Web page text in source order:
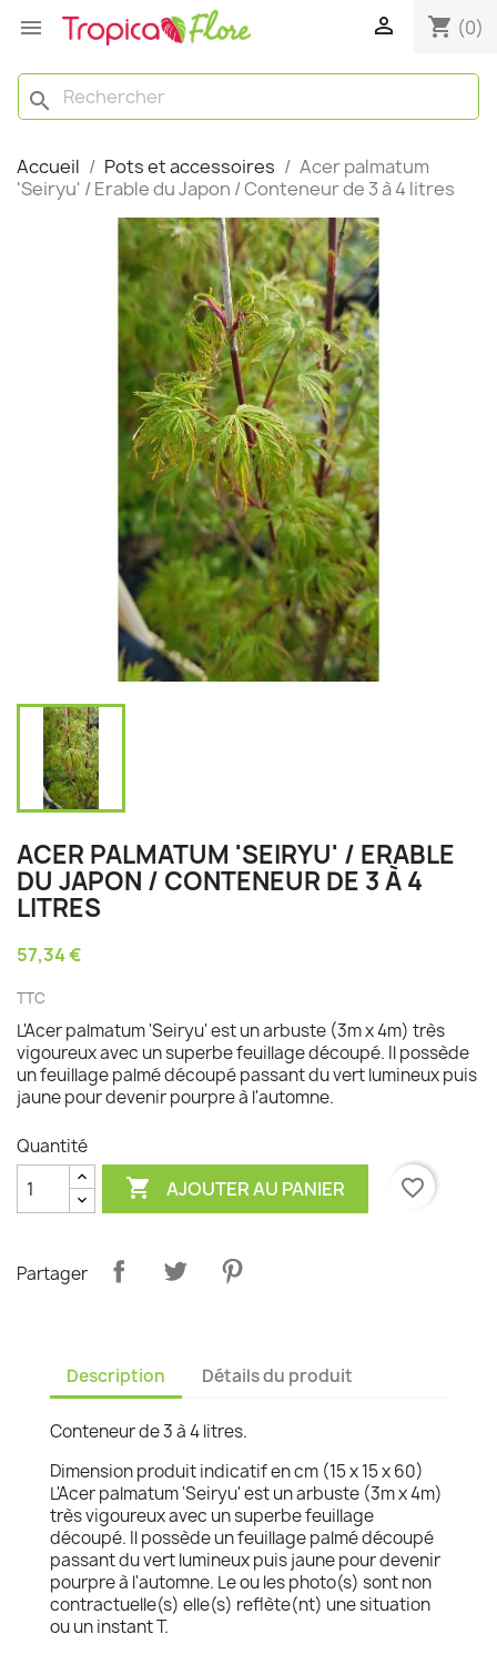
  shopping_cart (0)
search
Accueil Pots et accessoires
Acer palmatum
'Seiryu' / Erable du Japon / Conteneur de 3 à 4 litres
ACER PALMATUM 'SEIRYU' / ERABLE
DU JAPON / CONTENEUR DE 3 À 4
LITRES
57,34 €
TTC
L'Acer palmatum 'Seiryu' est un arbuste (3m x 4m) très
vigoureux avec un superbe feuillage découpé. Il possède
un feuillage palmé découpé passant du vert lumineux puis
jaune pour devenir pourpre à l'automne.
Quantité
 AJOUTER AU PANIER favorite_border
Partager
Description Détails du produit
Conteneur de 3 à 4 litres.
Dimension produit indicatif en cm (15 x 15 x 60)
L'Acer palmatum 'Seiryu' est un arbuste (3m x 4m)
très vigoureux avec un superbe feuillage
découpé. Il possède un feuillage palmé découpé
passant du vert lumineux puis jaune pour devenir
pourpre à l'automne. Le ou les photo(s) sont non
contractuelle(s) elle(s) reflète(nt) une situation
ou un instant T.